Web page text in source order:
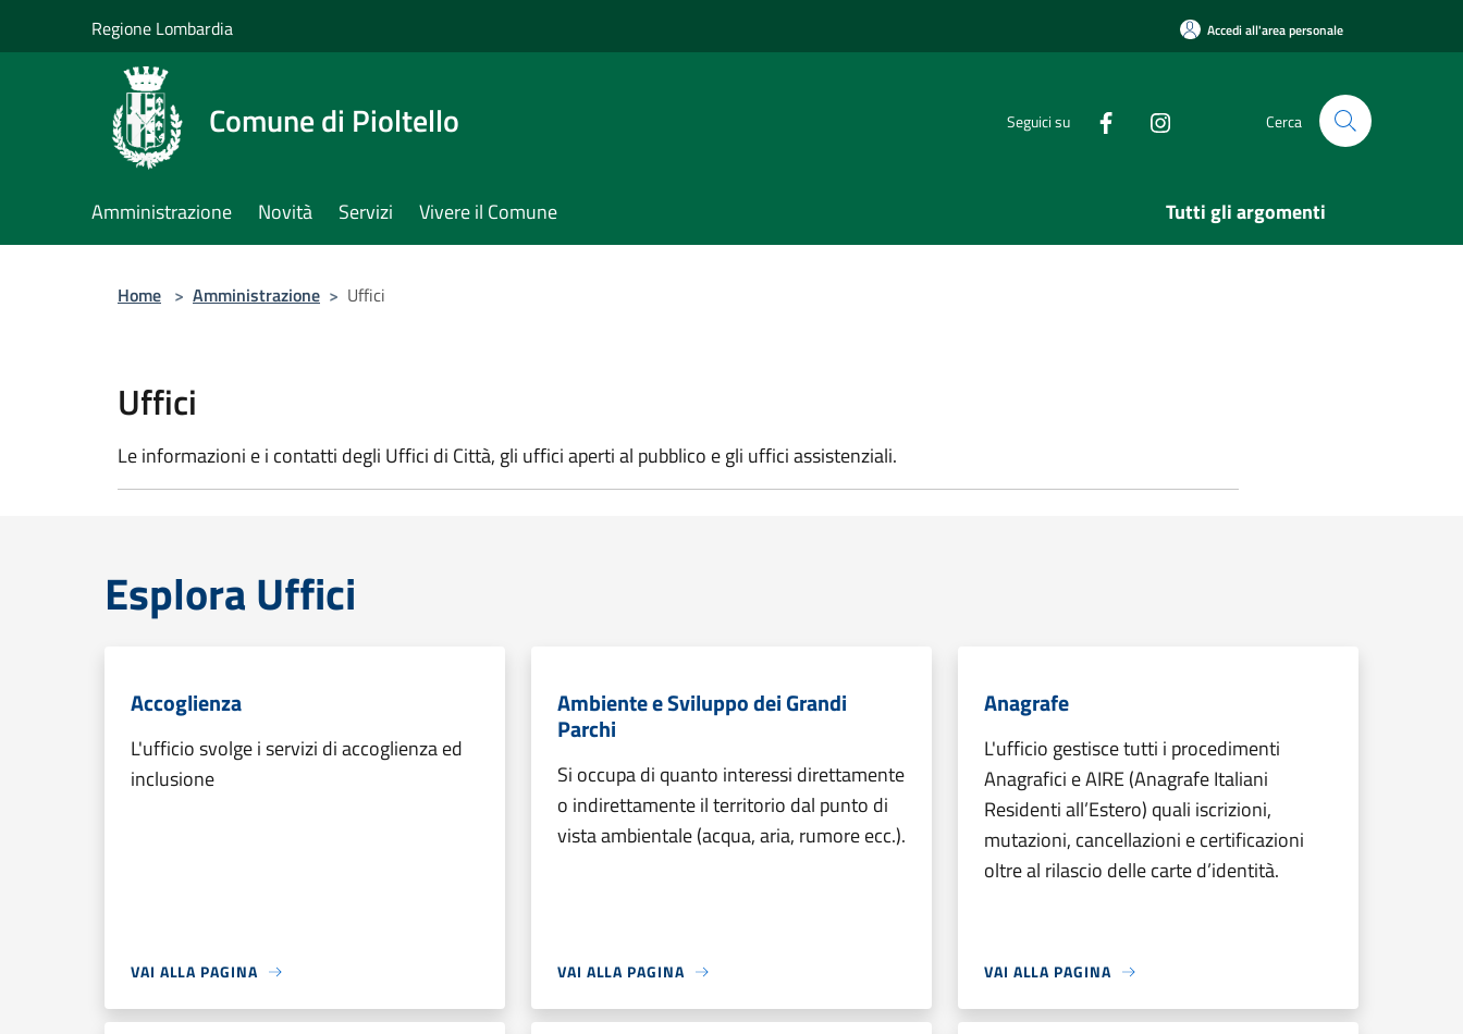
Regione Lombardia Accedi all'area personale
Comune di Pioltello Seguici su Cerca
Amministrazione Novità Servizi Vivere il Comune Tutti gli argomenti
Home > Amministrazione > Uffici
Uffici
Le informazioni e i contatti degli Uffici di Città, gli uffici aperti al pubblico e gli uffici assistenziali.
Esplora Uffici
Accoglienza
L'ufficio svolge i servizi di accoglienza ed
inclusione
VAI ALLA PAGINA
Ambiente e Sviluppo dei Grandi
Parchi
Si occupa di quanto interessi direttamente
o indirettamente il territorio dal punto di
vista ambientale (acqua, aria, rumore ecc.).
VAI ALLA PAGINA
Anagrafe
L'ufficio gestisce tutti i procedimenti
Anagrafici e AIRE (Anagrafe Italiani
Residenti all’Estero) quali iscrizioni,
mutazioni, cancellazioni e certificazioni
oltre al rilascio delle carte d’identità.
VAI ALLA PAGINA